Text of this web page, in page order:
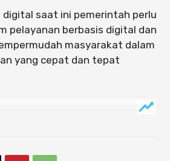
digital saat ini pemerintah perlu
pelayanan berbasis digital dan
masyarakat dalam
yang cepat dan tepat